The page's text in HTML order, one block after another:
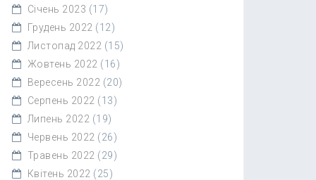
Січень 2023 (17)
Грудень 2022 (12)
Листопад 2022 (15)
Жовтень 2022 (16)
Вересень 2022 (20)
Серпень 2022 (13)
Липень 2022 (19)
Червень 2022 (26)
Травень 2022 (29)
Квітень 2022 (25)